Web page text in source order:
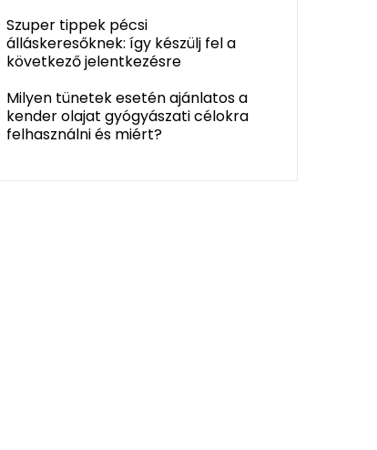
Szuper tippek pécsi
álláskeresőknek: így készülj fel a
következő jelentkezésre
Milyen tünetek esetén ajánlatos a
kender olajat gyógyászati célokra
felhasználni és miért?